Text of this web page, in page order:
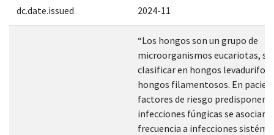
dc.date.issued 2024-11
“Los hongos son un grupo de
microorganismos eucariotas, se
clasificar en hongos
hongos filamentosos. En
factores de riesgo
infecciones fúngicas se asocian
frecuencia a infecciones